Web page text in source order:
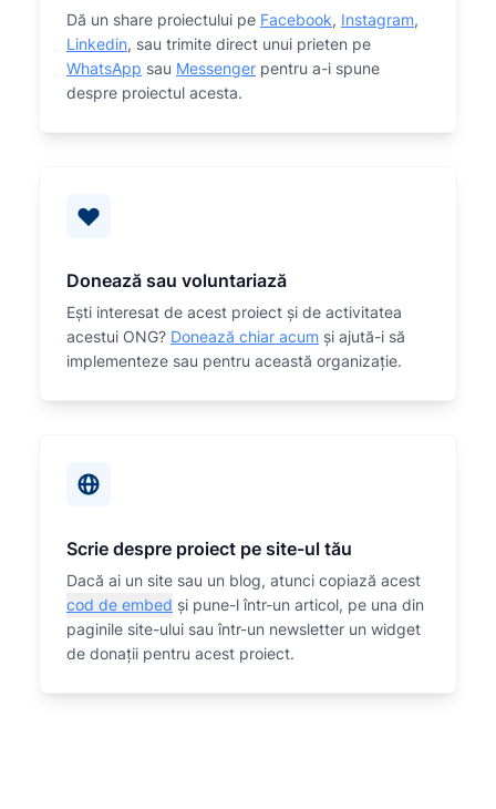
Dă un share proiectului pe Facebook, Instagram,
Linkedin, sau trimite direct unui prieten pe
WhatsApp sau Messenger pentru a-i spune
despre proiectul acesta.
Donează sau voluntariază
Eşti interesat de acest proiect și de activitatea
acestui ONG? Donează chiar acum și ajută-i să
implementeze sau pentru această organizaţie.
Scrie despre proiect pe site-ul tău
Dacă ai un site sau un blog, atunci copiază acest
cod de embed și pune-l într-un articol, pe una din
paginile site-ului sau într-un newsletter un widget
de donații pentru acest proiect.